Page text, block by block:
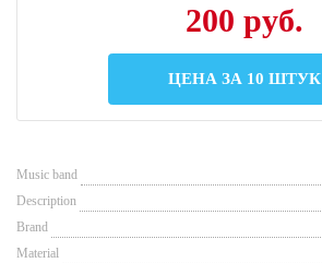
200 руб.
ЦЕНА ЗА 10 ШТУК
Music band
Description
Brand
Material